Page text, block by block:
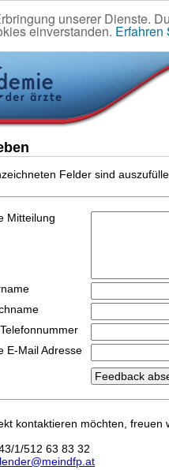
unserer Dienste.
einverstanden. Erfahren
Felder sind
Mitteilung
E-Mail Adresse
kontaktieren möchten,
1/512 63 83 32